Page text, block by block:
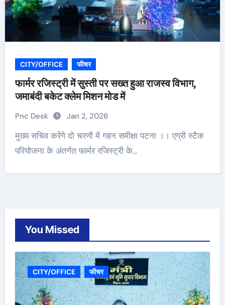
CITY/OFFICE फीचर
फार्मर रजिस्ट्री में सुस्ती पर सख्त हुआ राजस्व विभाग,
जमाबंदी बकेट क्लेम मिशन मोड में
Pnc Desk Jan 2, 2026
मुख्य सचिव करेंगे दो चरणों में गहन समीक्षा पटना ।। एग्री स्टैक
परियोजना के अंतर्गत फार्मर रजिस्ट्री के…
You Missed
CITY/OFFICE फीचर